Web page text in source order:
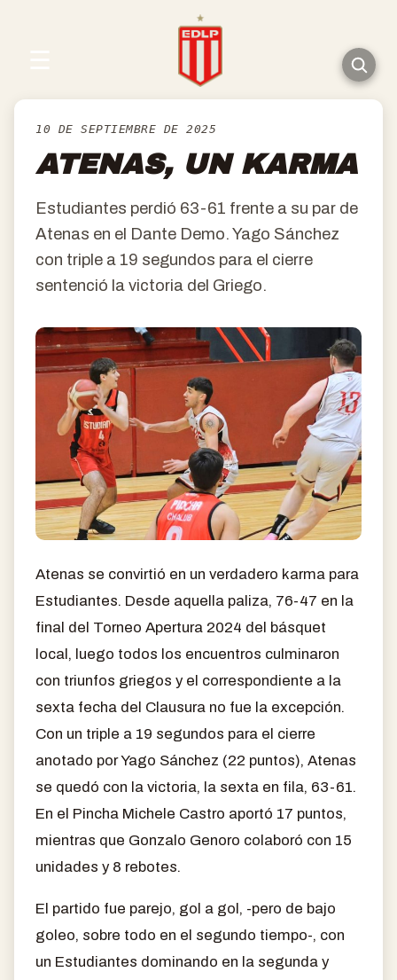
10 DE SEPTIEMBRE DE 2025
ATENAS, UN KARMA
Estudiantes perdió 63-61 frente a su par de
Atenas en el Dante Demo. Yago Sánchez
con triple a 19 segundos para el cierre
sentenció la victoria del Griego.
Atenas se convirtió en un verdadero karma para
Estudiantes. Desde aquella paliza, 76-47 en la
final del Torneo Apertura 2024 del básquet
local, luego todos los encuentros culminaron
con triunfos griegos y el correspondiente a la
sexta fecha del Clausura no fue la excepción.
Con un triple a 19 segundos para el cierre
anotado por Yago Sánchez (22 puntos), Atenas
se quedó con la victoria, la sexta en fila, 63-61.
En el Pincha Michele Castro aportó 17 puntos,
mientras que Gonzalo Genoro colaboró con 15
unidades y 8 rebotes.
El partido fue parejo, gol a gol, -pero de bajo
goleo, sobre todo en el segundo tiempo-, con
un Estudiantes dominando en la segunda y